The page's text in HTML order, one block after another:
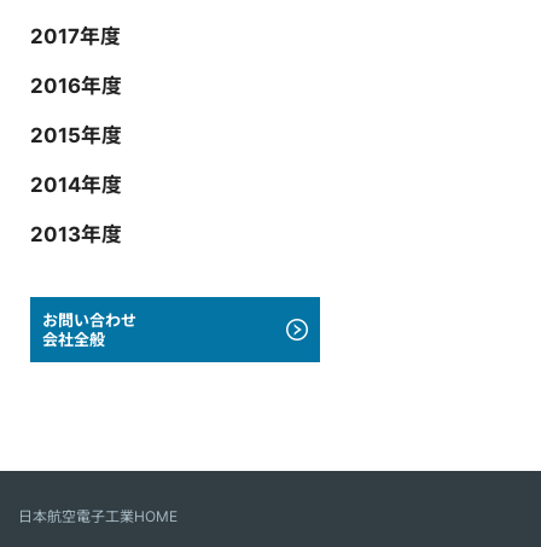
2017年度
2016年度
2015年度
2014年度
2013年度
お問い合わせ
会社全般
日本航空電子工業HOME